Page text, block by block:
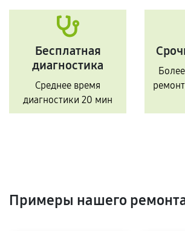
Бесплатная
диагностика
Среднее время
диагностики 20 мин
Примеры нашего